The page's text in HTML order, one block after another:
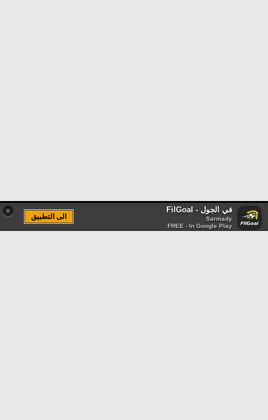
× في الجول - FilGoal
Sarmady
FREE - In Google Play
الى التطبيق